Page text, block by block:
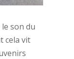
son du
cela vit